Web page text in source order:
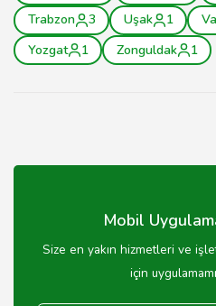
Trabzon
3 Uşak 1
Yozgat
1 Zonguldak 1
Mobil
Size en yakın hizmetleri ve
için